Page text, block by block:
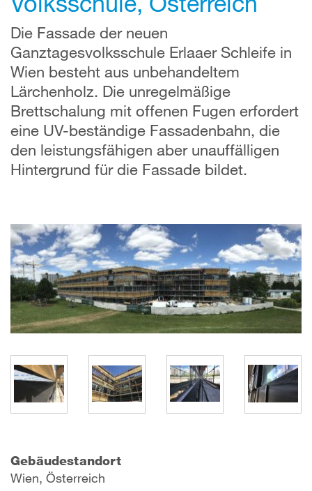
Die Fassade der neuen
Ganztagesvolksschule Erlaaer Schleife in
Wien besteht aus unbehandeltem
Lärchenholz. Die unregelmäßige
Brettschalung mit offenen Fugen erfordert
eine UV-beständige Fassadenbahn, die
den leistungsfähigen aber unauffälligen
Hintergrund für die Fassade bildet.
Gebäudestandort
Wien, Österreich